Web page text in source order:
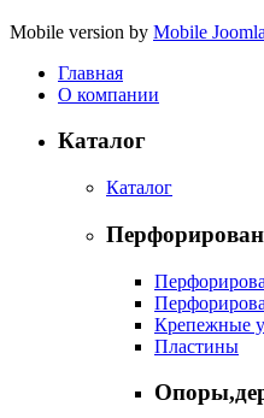
Mobile version by Mobile
Главная
О компании
Каталог
Каталог
Крепежные
Пластины